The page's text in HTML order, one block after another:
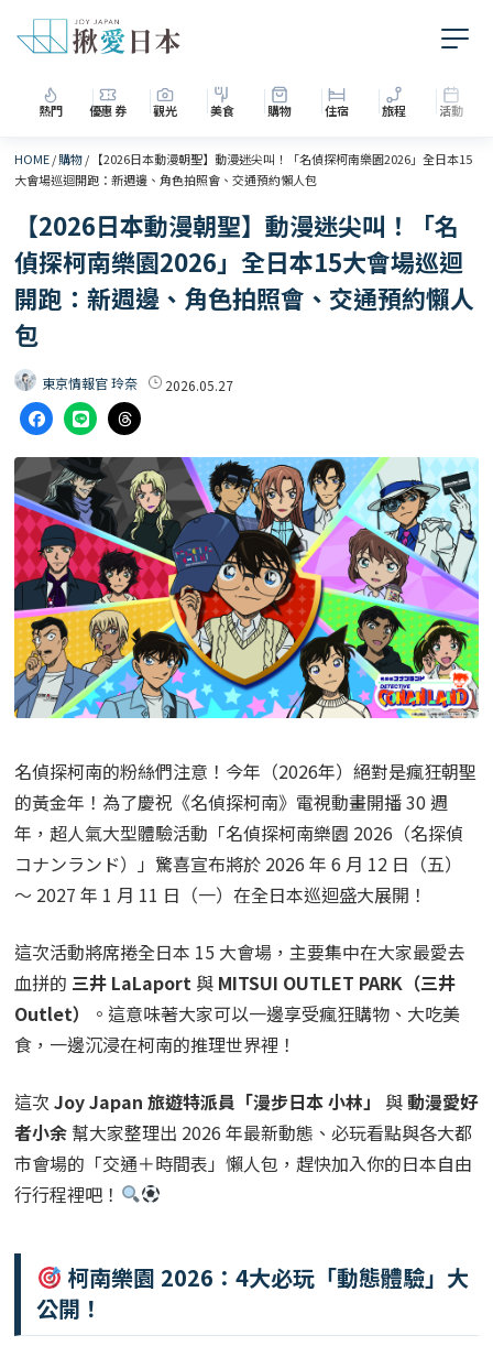
熱門 優惠券 觀光 美食 購物 住宿 旅程 活動
HOME/購物/ 【2026日本動漫朝聖】動漫迷尖叫！「名偵探柯南樂園2026」全日本15
大會場巡迴開跑：新週邊、角色拍照會、交通預約懶人包
【2026日本動漫朝聖】動漫迷尖叫！「名
偵探柯南樂園2026」全日本15大會場巡迴
開跑：新週邊、角色拍照會、交通預約懶人
包
東京情報官 玲奈 2026.05.27
名偵探柯南的粉絲們注意！今年（2026年）絕對是瘋狂朝聖
的黃金年！為了慶祝《名偵探柯南》電視動畫開播 30 週
年，超人氣大型體驗活動「名偵探柯南樂園 2026（名探偵
コナンランド）」驚喜宣布將於 2026 年 6 月 12 日（五）
～ 2027 年 1 月 11 日（一）在全日本巡迴盛大展開！
這次活動將席捲全日本 15 大會場，主要集中在大家最愛去
血拼的 三井 LaLaport 與 MITSUI OUTLET PARK（三井
Outlet）
。這意味著大家可以一邊享受瘋狂購物、大吃美
食，一邊沉浸在柯南的推理世界裡！
這次Joy Japan 旅遊特派員「漫步日本 小林」 與動漫愛好
者小余 幫大家整理出 2026 年最新動態、必玩看點與各大都
市會場的「交通＋時間表」懶人包，趕快加入你的日本自由
行行程裡吧！
柯南樂園 2026：4大必玩「動態體驗」大
公開！